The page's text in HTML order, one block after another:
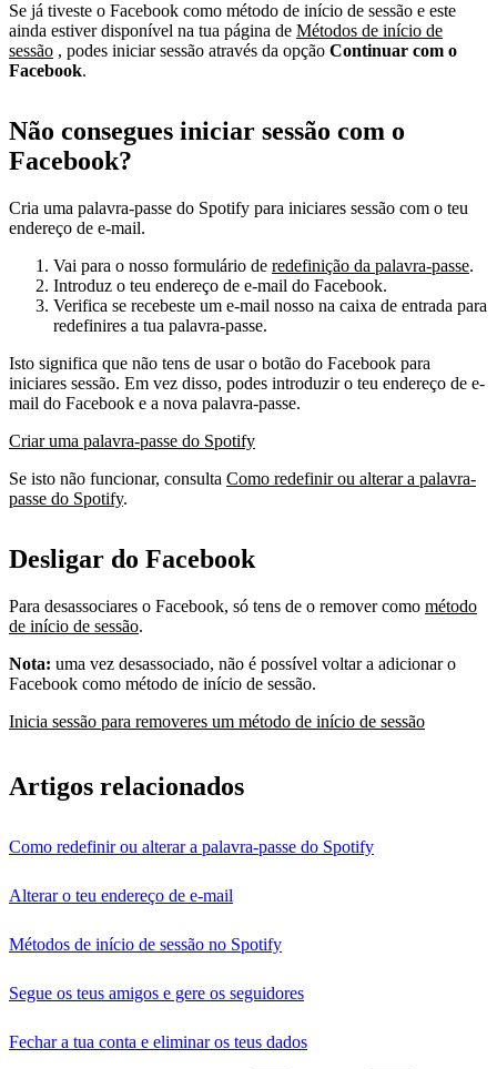
Se já tiveste o Facebook como método de início de sessão e este
ainda estiver disponível na tua página de Métodos de início de
sessão , podes iniciar sessão através da opção Continuar com o
Facebook.
Não consegues iniciar sessão com o
Facebook?
Cria uma palavra-passe do Spotify para iniciares sessão com o teu
endereço de e-mail.
Vai para o nosso formulário de redefinição da palavra-passe.
Introduz o teu endereço de e-mail do Facebook.
Verifica se recebeste um e-mail nosso na caixa de entrada para
redefinires a tua palavra-passe.
Isto significa que não tens de usar o botão do Facebook para
iniciares sessão. Em vez disso, podes introduzir o teu endereço de e-
mail do Facebook e a nova palavra-passe.
Criar uma palavra-passe do Spotify
Se isto não funcionar, consulta Como redefinir ou alterar a palavra-
passe do Spotify.
Desligar do Facebook
Para desassociares o Facebook, só tens de o remover como método
de início de sessão.
Nota: uma vez desassociado, não é possível voltar a adicionar o
Facebook como método de início de sessão.
Inicia sessão para removeres um método de início de sessão
Artigos relacionados
Como redefinir ou alterar a palavra-passe do Spotify
Alterar o teu endereço de e-mail
Métodos de início de sessão no Spotify
Segue os teus amigos e gere os seguidores
Fechar a tua conta e eliminar os teus dados